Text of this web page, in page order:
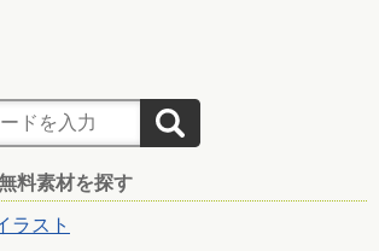
料素材を探す
ラスト